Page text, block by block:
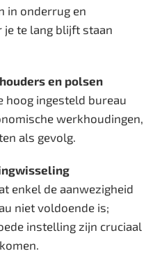
in onderrug en
je te lang blijft staan
en polsen
hoog ingesteld bureau
werkhoudingen,
als gevolg.
enkel de aanwezigheid
niet voldoende is;
instelling zijn cruciaal